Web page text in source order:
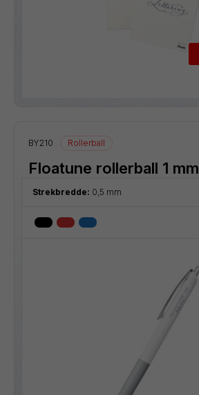
BY210 Rollerball
Floatune rollerball 1 mm
Strekbredde: 0,5 mm